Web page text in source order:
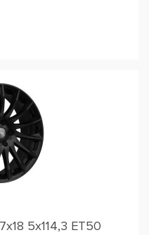
5x114,3 ET50